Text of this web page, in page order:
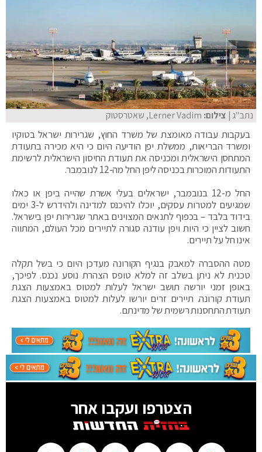
נתב"ג | צילום: Lerner Vadim, שאטרסטוק
בעקבות עבודה מאומצת של משרד החוץ, שגרירות ישראל בטוקיו
ומשרד הבריאות, ממשלת יפן הודיעה היום כי היא מכירה בתעודת
המתחסן הישראלית ומכניסה את תעודת החיסון הישראלית לרשימת
התעודות המוכרות בכניסה ליפן החל מה-12 לנובמבר.
החל מ-12 בנובמבר, ישראלים בעלי אשרת שהייה ביפן או כאלו
שמגיעים למטרות עסקים, יוכלו להיכנס למדינה ולהידרש ל-3 ימים
בידוד בלבד – בכפוף לתנאים המצוינים באתר שגרירות יפן בישראל.
חשוב לציין כי היות ויפן עודנה סגורה לתיירים מכל העולם, המתווה
אינו חל על תיירים.
מטה ההסברה למאבק בנגיף הקורונה מעדכן היום כי בשל תקלה
טכנית לא ניתן בשלב זה למלא טופס הצהרת נוסע נכנס. לפיכך,
באופן זמני יורשה תושב ישראל לעלות למטוס באמצעות הצגת
תעודת קורונה. תיירים זרים יורשו לעלות למטוס באמצעות הצגת
תעודת התחסנות רשמית של מדינתם.
הצטרפו ועקבו אחר